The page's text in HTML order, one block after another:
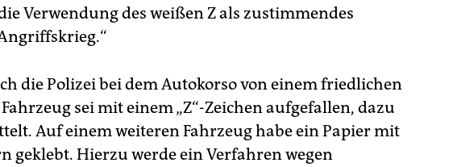
Verwendung des weißen Z als zustimmendes
die Polizei bei dem Autokorso von einem friedlichen
sei mit einem „Z“-Zeichen aufgefallen, dazu
Auf einem weiteren Fahrzeug habe ein Papier mit
geklebt. Hierzu werde ein Verfahren wegen